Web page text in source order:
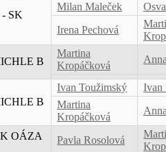
SK
Milan Maleček
Irena Pechová
B
Martina
Kropáčková
B
Ivan Toužimský
Ivan
Martina
Kropáčková
OÁZA
Pavla Rosolová